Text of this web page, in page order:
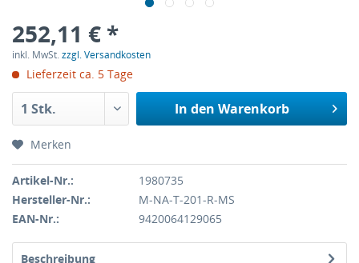
252,11 € *
inkl. MwSt.zzgl. Versandkosten
Lieferzeit ca. 5 Tage
In den Warenkorb
Merken
Artikel-Nr.:
1980735
Hersteller-Nr.:
M-NA-T-201-R-MS
EAN-Nr.:
9420064129065
Beschreibung